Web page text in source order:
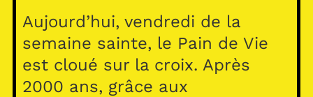
Aujourd’hui, vendredi de la
semaine sainte, le Pain de Vie
est cloué sur la croix. Après
2000 ans, grâce aux